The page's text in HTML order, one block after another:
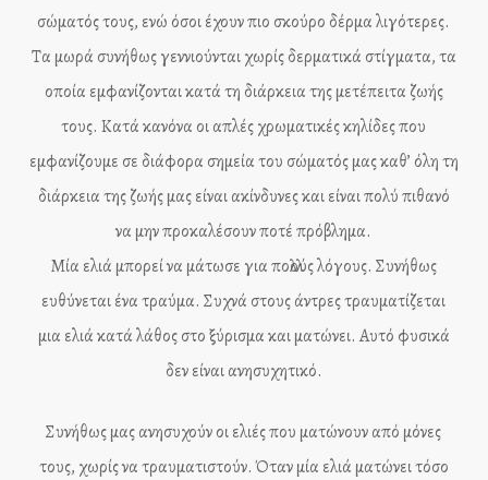
σώματός τους, ενώ όσοι έχουν πιο σκούρο δέρμα λιγότερες.
Τα μωρά συνήθως γεννιούνται χωρίς δερματικά στίγματα, τα
οποία εμφανίζονται κατά τη διάρκεια της μετέπειτα ζωής
τους. Κατά κανόνα οι απλές χρωματικές κηλίδες που
εμφανίζουμε σε διάφορα σημεία του σώματός μας καθ’ όλη τη
διάρκεια της ζωής μας είναι ακίνδυνες και είναι πολύ πιθανό
να μην προκαλέσουν ποτέ πρόβλημα.
Μία ελιά μπορεί να μάτωσε για πολλούς λόγους. Συνήθως
ευθύνεται ένα τραύμα. Συχνά στους άντρες τραυματίζεται
μια ελιά κατά λάθος στο ξύρισμα και ματώνει. Αυτό φυσικά
δεν είναι ανησυχητικό.
Συνήθως μας ανησυχούν οι ελιές που ματώνουν από μόνες
τους, χωρίς να τραυματιστούν. Όταν μία ελιά ματώνει τόσο